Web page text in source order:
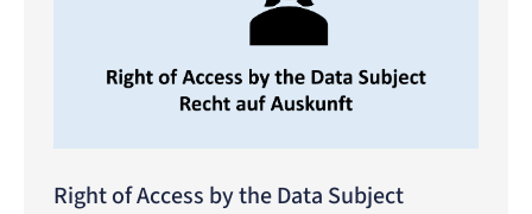
Right of Access by the Data Subject